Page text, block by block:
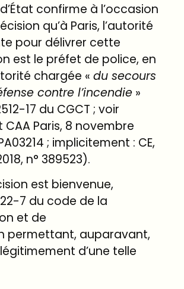
confirme à l’occasion
qu’à Paris, l’autorité
pour délivrer cette
est le préfet de police, en
chargée «du secours
contre l’incendie »
17 du CGCT ; voir
Paris, 8 novembre
; implicitement : CE,
n° 389523).
est bienvenue,
7 du code de la
et de
permettant, auparavant,
d’une telle